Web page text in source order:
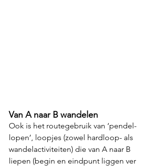
Van A naar B wandelen
Ook is het routegebruik van ‘pendel-
lopen’, loopjes (zowel hardloop- als
wandelactiviteiten) die van A naar B
liepen (begin en eindpunt liggen ver